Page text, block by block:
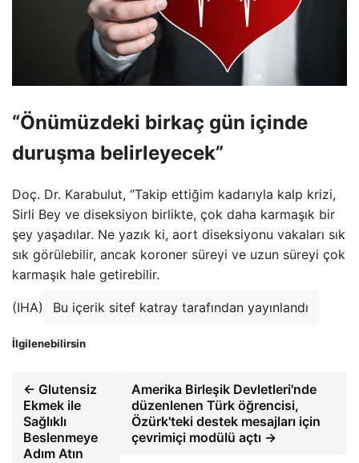
“Önümüzdeki birkaç gün içinde
duruşma belirleyecek”
Doç. Dr. Karabulut, “Takip ettiğim kadarıyla kalp krizi,
Sirli Bey ve diseksiyon birlikte, çok daha karmaşık bir
şey yaşadılar. Ne yazık ki, aort diseksiyonu vakaları sık
sık görülebilir, ancak koroner süreyi ve uzun süreyi çok
karmaşık hale getirebilir.
(IHA) Bu içerik sitef katray tarafından yayınlandı
İlgilenebilirsin
← Glutensiz
Ekmek ile
Sağlıklı
Beslenmeye
Adım Atın
Amerika Birleşik Devletleri'nde
düzenlenen Türk öğrencisi,
Özürk'teki destek mesajları için
çevrimiçi modülü açtı →